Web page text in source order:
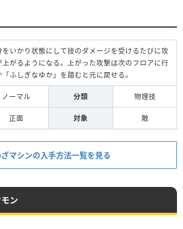
をいかり状態にして技のダメージを受けるたびに攻
上がるようになる。上がった攻撃は次のフロアに行
「ふしぎなゆか」を踏むと元に戻せる。
ノーマル 分類 物理技
正面 対象 敵
マシンの入手方法一覧を見る
ン